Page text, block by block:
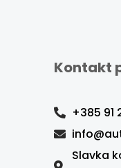
Kontakt
+385 91
Slavka